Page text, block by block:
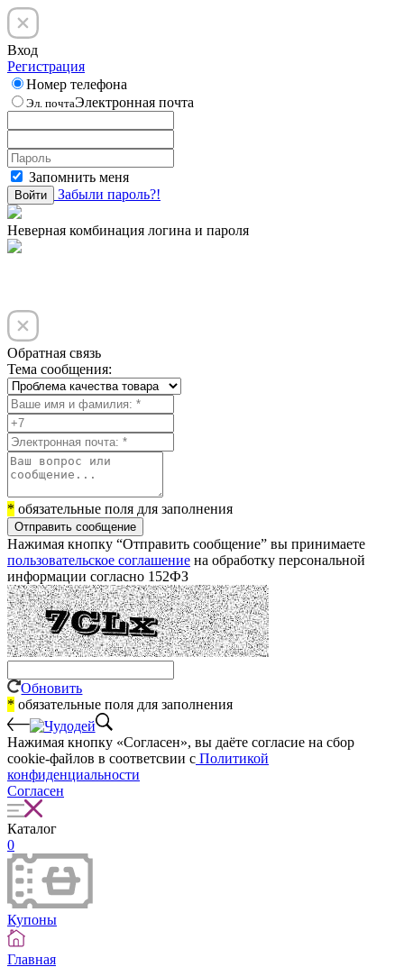
Вход
Регистрация
Номер телефона
Эл. почтаЭлектронная почта
Запомнить меня
Войти Забыли пароль?!
Неверная комбинация логина и пароля
Обратная связь
Тема сообщения:
* обязательные поля для заполнения
Отправить сообщение
Нажимая кнопку “Отправить сообщение” вы принимаете
пользовательское соглашение на обработку персональной
информации согласно 152ФЗ
Обновить
* обязательные поля для заполнения
Нажимая кнопку «Согласен», вы даёте cогласие на сбор
cookie-файлов в соответсвии с Политикой
конфиденциальности
Согласен
Каталог
0
Купоны
Главная